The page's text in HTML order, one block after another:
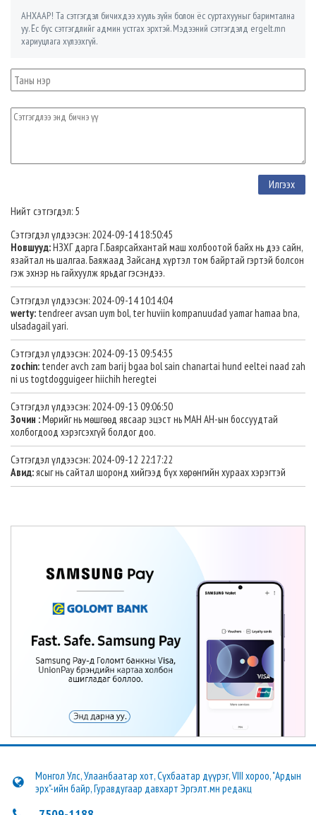
АНХААР! Та сэтгэгдэл бичихдээ хууль зүйн болон ёс суртахууныг баримтална
уу. Ёс бус сэтгэгдлийг админ устгах эрхтэй. Мэдээний сэтгэгдэлд ergelt.mn
хариуцлага хүлээхгүй.
Нийт сэтгэгдэл: 5
Сэтгэгдэл үлдээсэн: 2024-09-14 18:50:45
Новшууд:НЗХГ дарга Г.Баярсайхантай маш холбоотой байх нь дээ сайн,
язайтал нь шалгаа. Баяжаад Зайсанд хүртэл том байртай гэртэй болсон
гэж эхнэр нь гайхуулж ярьдаг гэсэндээ.
Сэтгэгдэл үлдээсэн: 2024-09-14 10:14:04
werty: tendreer avsan uym bol, ter huviin kompanuudad yamar hamaa bna,
ulsadagail yari.
Сэтгэгдэл үлдээсэн: 2024-09-13 09:54:35
zochin: tender avch zam barij bgaa bol sain chanartai hund eeltei naad zah
ni us togtdogguigeer hiichih heregtei
Сэтгэгдэл үлдээсэн: 2024-09-13 09:06:50
Зочин :Мөрийг нь мөшгөөд явсаар эцэст нь МАН АН-ын боссуудтай
холбогдоод хэрэгсэхгүй болдог доо.
Сэтгэгдэл үлдээсэн: 2024-09-12 22:17:22
Авид:ясыг нь сайтал шоронд хийгээд бүх хөрөнгийн хураах хэрэгтэй
Монгол Улс, Улаанбаатар хот, Сүхбаатар дүүрэг, VIII хороо, "Ардын
эрх"-ийн байр, Гуравдугаар давхарт Эргэлт.мн редакц